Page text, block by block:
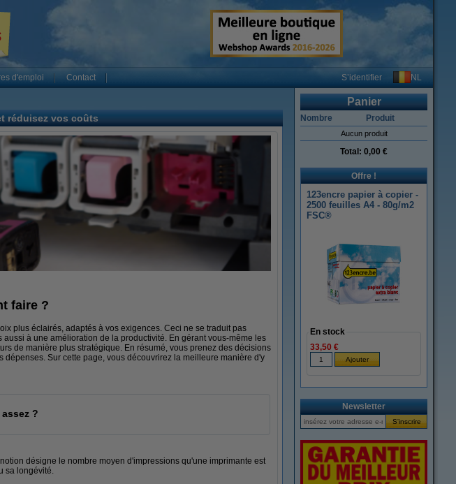
d'emploi Contact S’identifier NL
réduisez vos coûts
faire ?
plus éclairés, adaptés à vos exigences. Ceci ne se traduit pas
à une amélioration de la productivité. En gérant vous-même les
de manière plus stratégique. En résumé, vous prenez des décisions
Sur cette page, vous découvrirez la meilleure manière d'y
?
désigne le nombre moyen d'impressions qu'une imprimante est
sa longévité.
Panier
Nombre Produit
Aucun produit
Total: 0,00 €
Offre !
123encre papier à copier -
2500 feuilles A4 - 80g/m2
FSC®
En stock
33,50 €
Newsletter